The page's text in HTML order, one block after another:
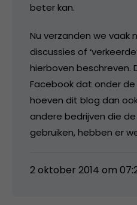
beter kan.
Nu verzanden we vaak
discussies of
hierboven beschreven.
Facebook dat onder
hoeven dit blog dan
andere bedrijven die
gebruiken, hebben er
2 oktober 2014 om